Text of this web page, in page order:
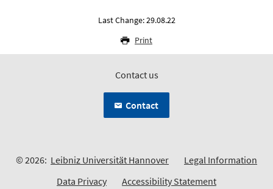
Last Change: 29.08.22
Print
Contact us
Contact
© 2026: Leibniz Universität Hannover
Legal Information
Data Privacy
Accessibility Statement